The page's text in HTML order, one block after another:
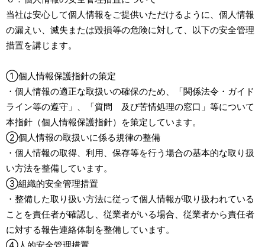
当社は安心して個人情報をご提供いただけるように、個人情報
の漏えい、滅失または毀損等の危険に対して、以下の安全管理
措置を講じます。
①個人情報保護指針の策定
・個人情報の適正な取扱いの確保のため、「関係法令・ガイド
ライン等の遵守」、「質問 及び苦情処理の窓口」等について
本指針（個人情報保護指針）を策定しています。
②個人情報の取扱いに係る規律の整備
・個人情報の取得、利用、保存等を行う場合の基本的な取り扱
い方法を整備しています。
③組織的安全管理措置
・整備した取り扱い方法に従って個人情報が取り扱われている
ことを責任者が確認し、従業者がいる場合、従業者から責任者
に対する報告連絡体制を整備しています。